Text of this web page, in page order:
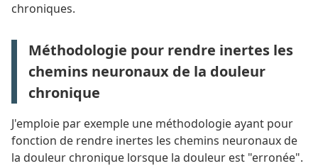
chroniques.
Méthodologie pour rendre inertes les
chemins neuronaux de la douleur
chronique
J'emploie par exemple une méthodologie ayant pour
fonction de rendre inertes les chemins neuronaux de
la douleur chronique lorsque la douleur est "erronée".